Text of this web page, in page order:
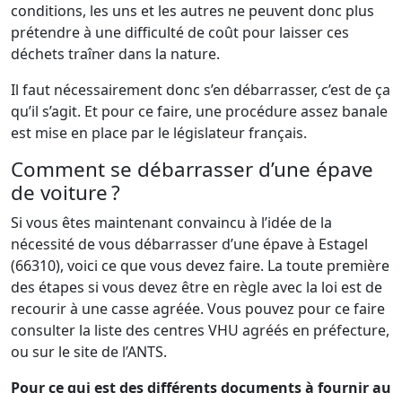
conditions, les uns et les autres ne peuvent donc plus
prétendre à une difficulté de coût pour laisser ces
déchets traîner dans la nature.
Il faut nécessairement donc s’en débarrasser, c’est de ça
qu’il s’agit. Et pour ce faire, une procédure assez banale
est mise en place par le législateur français.
Comment se débarrasser d’une épave
de voiture ?
Si vous êtes maintenant convaincu à l’idée de la
nécessité de vous débarrasser d’une épave à Estagel
(66310), voici ce que vous devez faire. La toute première
des étapes si vous devez être en règle avec la loi est de
recourir à une casse agréée. Vous pouvez pour ce faire
consulter la liste des centres VHU agréés en préfecture,
ou sur le site de l’ANTS.
Pour ce qui est des différents documents à fournir au